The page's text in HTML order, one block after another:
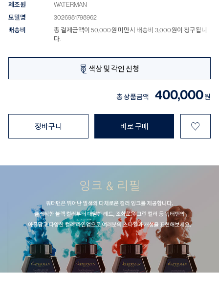
제조원
WATERMAN
모델명
3026981798962
배송비
총 결제금액이 50,000원 미만시 배송비 3,000원이 청구됩니
다.
색상 및 각인 신청
총 상품금액 400,000원
장바구니 바로 구매 ♡